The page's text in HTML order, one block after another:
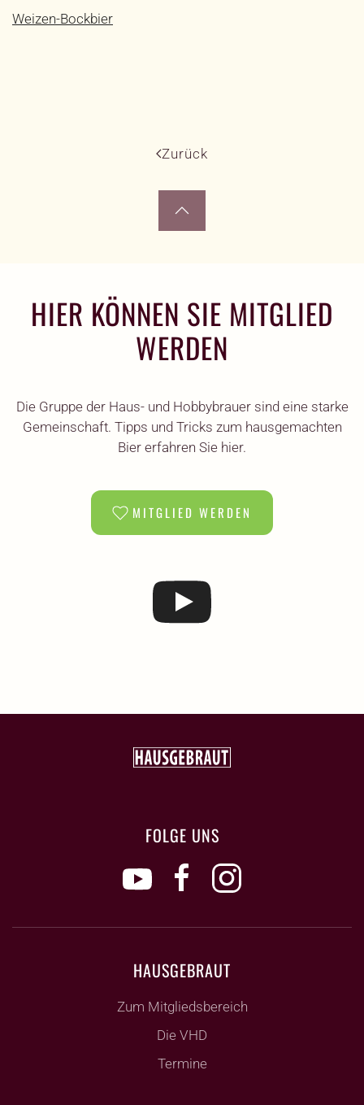
Weizen-Bockbier
Zurück
HIER KÖNNEN SIE MITGLIED
WERDEN
Die Gruppe der Haus- und Hobbybrauer sind eine starke
Gemeinschaft. Tipps und Tricks zum hausgemachten
Bier erfahren Sie hier.
MITGLIED WERDEN
FOLGE UNS
HAUSGEBRAUT
Zum Mitgliedsbereich
Die VHD
Termine